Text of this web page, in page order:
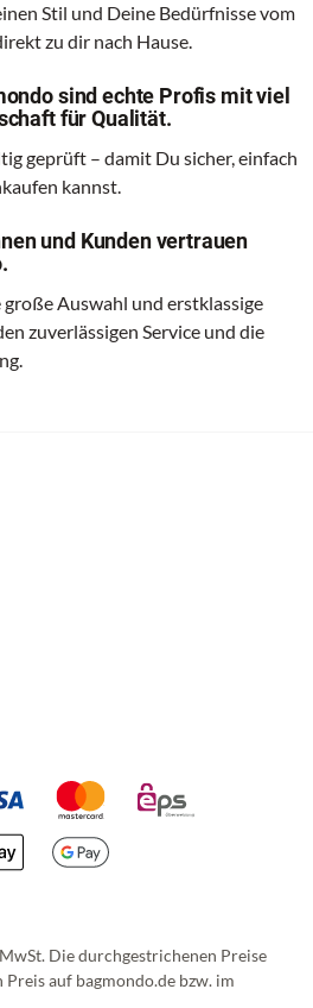
Stil und Deine Bedürfnisse vom
zu dir nach Hause.
sind echte Profis mit viel
für Qualität.
geprüft – damit Du sicher, einfach
kannst.
und Kunden vertrauen
Auswahl und erstklassige
zuverlässigen Service und die
Die durchgestrichenen Preise
auf bagmondo.de bzw. im